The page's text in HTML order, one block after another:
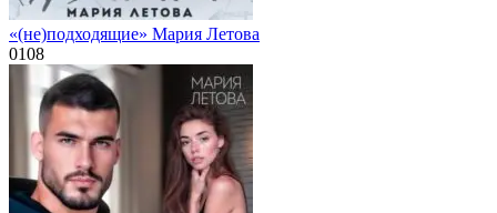
«(не)подходящие» Мария Летова
0108